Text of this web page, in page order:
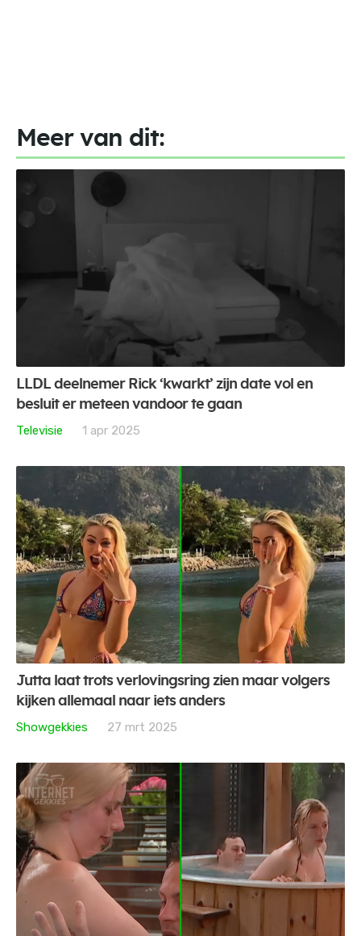
Meer van dit:
LLDL deelnemer Rick ‘kwarkt’ zijn date vol en
besluit er meteen vandoor te gaan
Televisie
1 apr 2025
Jutta laat trots verlovingsring zien maar volgers
kijken allemaal naar iets anders
Showgekkies
27 mrt 2025